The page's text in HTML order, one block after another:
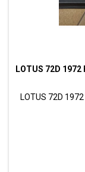
LOTUS 72D 1972
LOTUS 72D